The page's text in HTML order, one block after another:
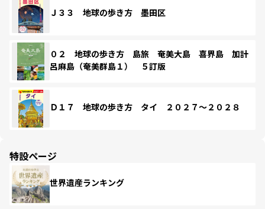
Ｊ３３ 地球の歩き方 墨田区
０２ 地球の歩き方 島旅 奄美大島 喜界島 加計
呂麻島（奄美群島１） ５訂版
Ｄ１７ 地球の歩き方 タイ ２０２７～２０２８
特設ページ
世界遺産ランキング